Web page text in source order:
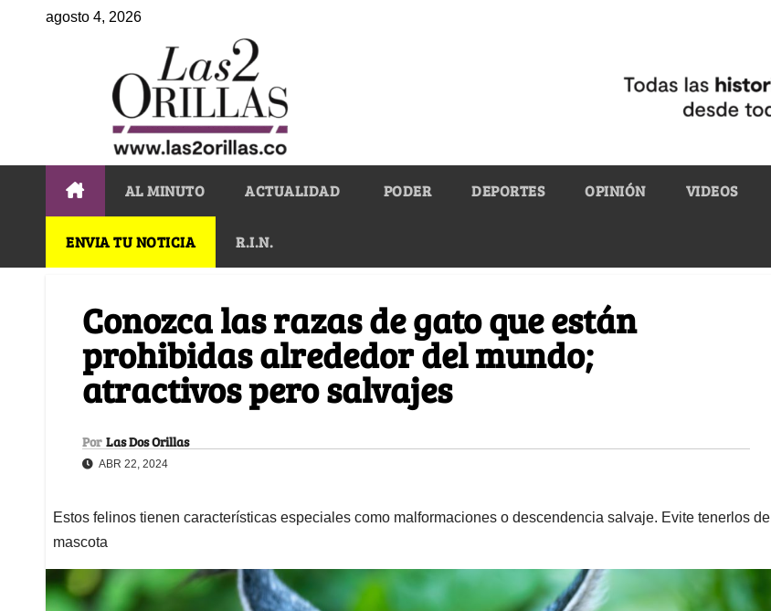
agosto 4, 2026
AL MINUTO ACTUALIDAD PODER DEPORTES OPINIÓN VIDEOS
ENVIA TU NOTICIA R.I.N.
Conozca las razas de gato que están
prohibidas alrededor del mundo;
atractivos pero salvajes
Por Las Dos Orillas
ABR 22, 2024
Estos felinos tienen características especiales como malformaciones o descendencia salvaje. Evite tenerlos de
mascota